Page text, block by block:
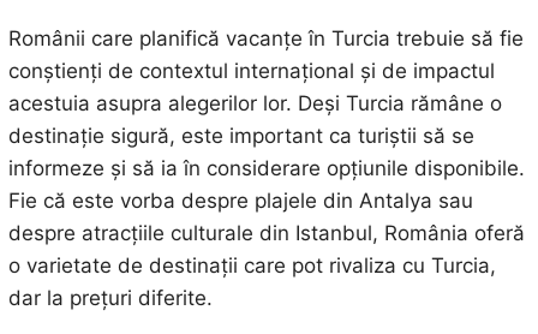
Românii care planifică vacanțe în Turcia trebuie să fie
conștienți de contextul internațional și de impactul
acestuia asupra alegerilor lor. Deși Turcia rămâne o
destinație sigură, este important ca turiștii să se
informeze și să ia în considerare opțiunile disponibile.
Fie că este vorba despre plajele din Antalya sau
despre atracțiile culturale din Istanbul, România oferă
o varietate de destinații care pot rivaliza cu Turcia,
dar la prețuri diferite.